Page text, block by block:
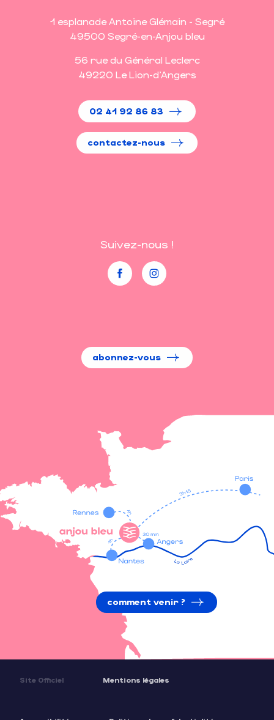
1 esplanade Antoine Glémain - Segré
49500 Segré-en-Anjou bleu
56 rue du Général Leclerc
49220 Le Lion-d'Angers
02 41 92 86 83
contactez-nous
Suivez-nous !
abonnez-vous
comment venir ?
Site Officiel Mentions légales